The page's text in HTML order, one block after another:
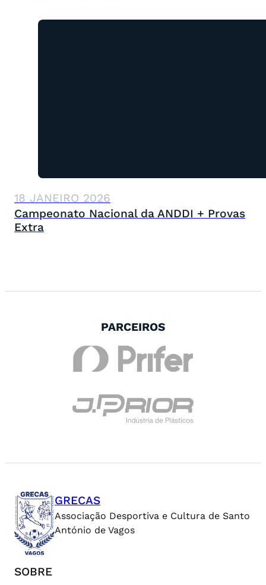
18 JANEIRO 2026
Campeonato Nacional da ANDDI + Provas
Extra
PARCEIROS
GRECAS
Associação Desportiva e Cultura de Santo
António de Vagos
SOBRE